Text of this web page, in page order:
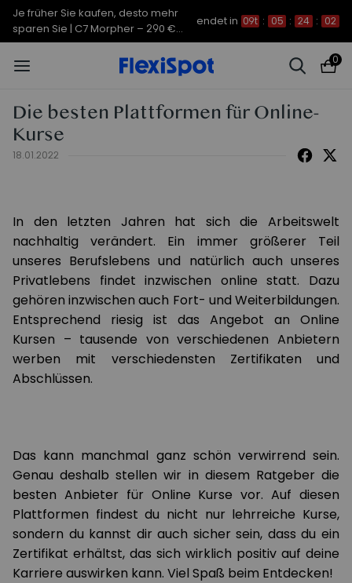
Je früher Sie kaufen, desto mehr
sparen Sie | C7 Morpher – 290 €
Rabatt
endet in 09t : 05 : 24 : 01
0
Die besten Plattformen für Online-
Kurse
18.01.2022
In den letzten Jahren hat sich die Arbeitswelt
nachhaltig verändert. Ein immer größerer Teil
unseres Berufslebens und natürlich auch unseres
Privatlebens findet inzwischen online statt. Dazu
gehören inzwischen auch Fort- und Weiterbildungen.
Entsprechend riesig ist das Angebot an Online
Kursen – tausende von verschiedenen Anbietern
werben mit verschiedensten Zertifikaten und
Abschlüssen.
Das kann manchmal ganz schön verwirrend sein.
Genau deshalb stellen wir in diesem Ratgeber die
besten Anbieter für Online Kurse vor. Auf diesen
Plattformen findest du nicht nur lehrreiche Kurse,
sondern du kannst dir auch sicher sein, dass du ein
Zertifikat erhältst, das sich wirklich positiv auf deine
Karriere auswirken kann. Viel Spaß beim Entdecken!